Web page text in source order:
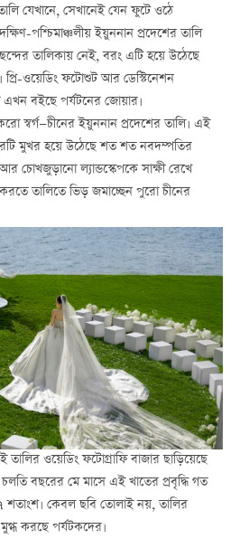
যেখানে, সেখানেই যেন ফুটে ওঠে
পশ্চিমাঞ্চলীয় ইয়ুননান প্রদেশের তালি
তালিকায় নেই, বরং এটি হয়ে উঠেছে
প্রি-ওয়েডিং ফটোশুট আর ডেস্টিনেশন
এখন বইছে পর্যটনের জোয়ার।
স্বর্গ—চীনের ইয়ুননান প্রদেশের তালি। এই
মুখর হয়ে উঠেছে শত শত নবদম্পতির
চোখজুড়ানো ল্যান্ডস্কেপকে সাক্ষী রেখে
তালিতে ভিড় জমাচ্ছেন পুরো চীনের
ওয়েডিং ফটোগ্রাফি বাজার ছাড়িয়েছে
বছরের মে মাসে এই খাতের প্রবৃদ্ধি গত
শতাংশ। কেবল ছবি তোলাই নয়, তালির
করছে পর্যটকদের।